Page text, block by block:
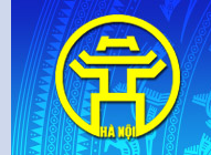
content